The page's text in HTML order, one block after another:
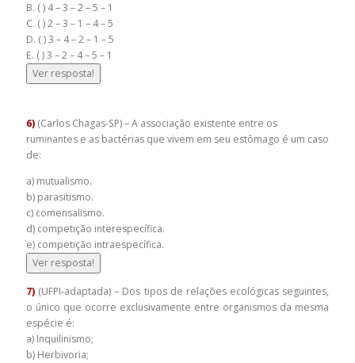
B. ( ) 4 – 3 – 2 – 5 – 1
C. ( ) 2 – 3 – 1 – 4 – 5
D. ( ) 3 – 4 – 2 – 1 – 5
E. ( ) 3 – 2 – 4 – 5 – 1
Ver resposta!
6) (Carlos Chagas-SP) – A associação existente entre os
ruminantes e as bactérias que vivem em seu estômago é um caso
de:
a) mutualismo.
b) parasitismo.
c) comensalismo.
d) competição interespecífica.
e) competição intraespecífica.
Ver resposta!
7) (UFPI-adaptada) – Dos tipos de relações ecológicas seguintes,
o único que ocorre exclusivamente entre organismos da mesma
espécie é:
a) Inquilinismo;
b) Herbivoria;